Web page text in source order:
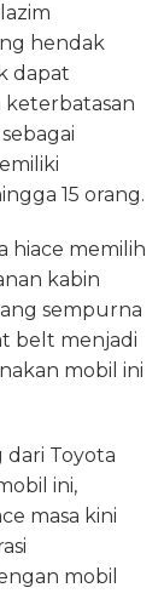
hendak
dapat
keterbatasan
15 orang.
hiace memilih
kabin
sempurna
belt menjadi
mobil ini
dari Toyota
ini,
masa kini
mobil